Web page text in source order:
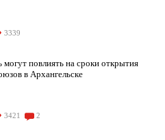
3339
могут повлиять на сроки открытия
в Архангельске
3421 2